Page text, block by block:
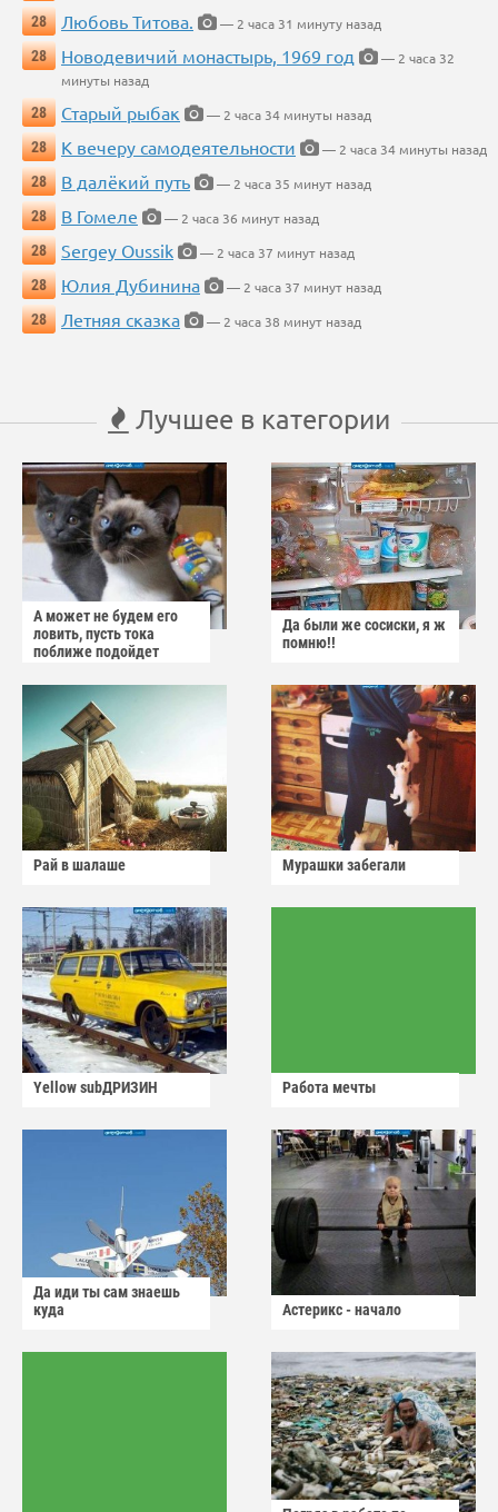
28
Любовь Титова.
— 2 часа 31 минуту назад
28
Новодевичий монастырь, 1969 год
— 2 часа 32
минуты назад
28
Старый рыбак
— 2 часа 34 минуты назад
28
К вечеру самодеятельности
— 2 часа 34 минуты назад
28
В далёкий путь
— 2 часа 35 минут назад
28
В Гомеле
— 2 часа 36 минут назад
28
Sergey Oussik
— 2 часа 37 минут назад
28
Юлия Дубинина
— 2 часа 37 минут назад
28
Летняя сказка — 2 часа 38 минут назад
Лучшее в категории
А может не будем его
ловить, пусть тока
поближе подойдет
Да были же сосиски, я ж
помню!!
Рай в шалаше Мурашки забегали
Yellow subДРИЗИН Работа мечты
Да иди ты сам знаешь
куда
Астерикс - начало